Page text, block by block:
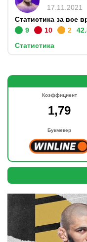
17.11.2021
Статистика за все
9
10 2
Статистика
Коэффициент
1,79
Букмекер